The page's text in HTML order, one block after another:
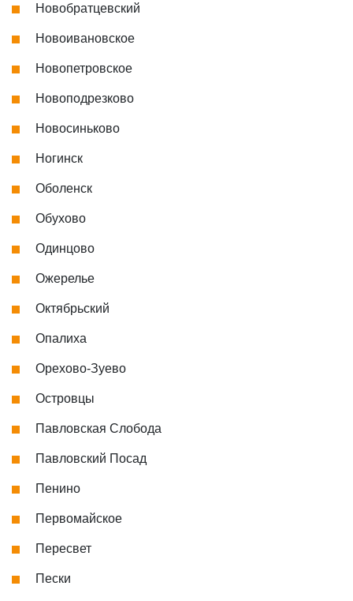
Новобратцевский
Новоивановское
Новопетровское
Новоподрезково
Новосиньково
Ногинск
Оболенск
Обухово
Одинцово
Ожерелье
Октябрьский
Опалиха
Орехово-Зуево
Островцы
Павловская Слобода
Павловский Посад
Пенино
Первомайское
Пересвет
Пески